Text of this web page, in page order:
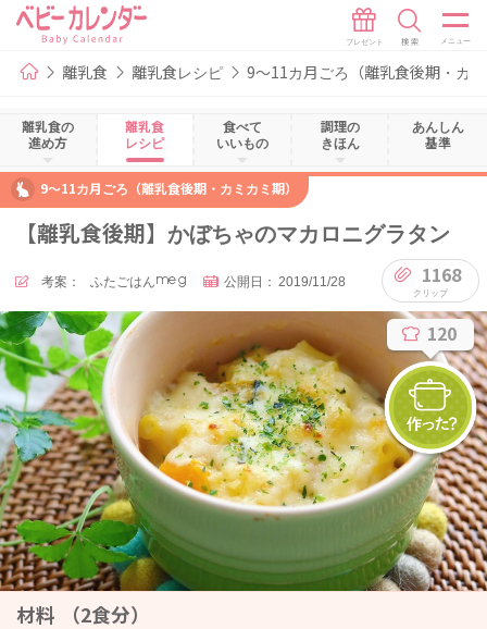
離乳食 離乳食レシピ 9～11カ月ごろ（離乳食後期・カ
離乳食の
進め方
離乳食
レシピ
食べて
いいもの
調理の
きほん
あんしん
基準
9～11カ月ごろ（離乳食後期・カミカミ期）
【離乳食後期】かぼちゃのマカロニグラタン
考案： ふたごはんmeg 公開日： 2019/11/28 1168
120
材料 （2食分）